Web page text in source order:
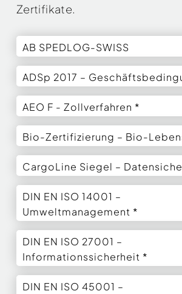
Zertifikate.
AB SPEDLOG-SWISS
ADSp 2017 –
AEO F - Zollverfahren *
Bio-Zertifizierung – Bio-
CargoLine Siegel –
DIN EN ISO 14001 –
Umweltmanagement *
DIN EN ISO 27001 –
Informationssicherheit *
DIN EN ISO 45001 –